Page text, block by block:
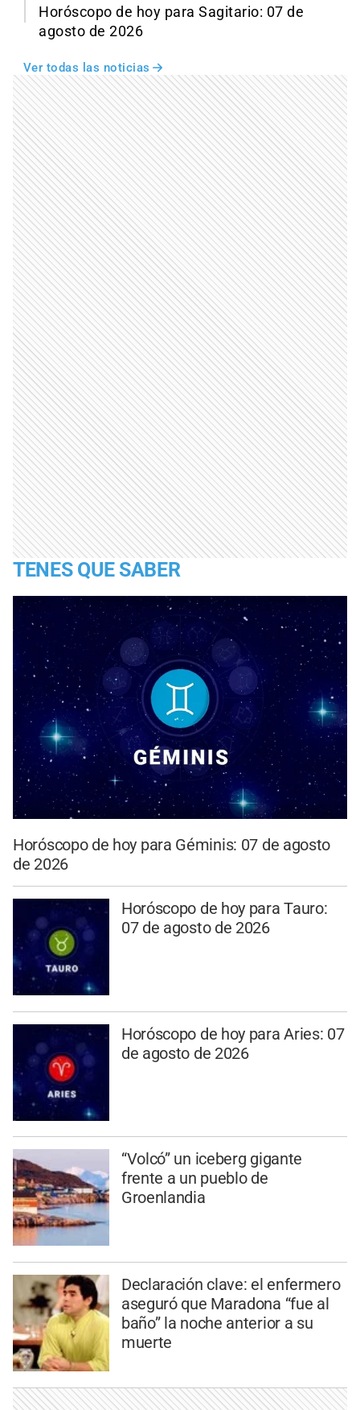
Horóscopo de hoy para Sagitario: 07 de
agosto de 2026
Ver todas las noticias
TENES QUE SABER
Horóscopo de hoy para Géminis: 07 de agosto
de 2026
Horóscopo de hoy para Tauro:
07 de agosto de 2026
Horóscopo de hoy para Aries: 07
de agosto de 2026
“Volcó” un iceberg gigante
frente a un pueblo de
Groenlandia
Declaración clave: el enfermero
aseguró que Maradona “fue al
baño” la noche anterior a su
muerte